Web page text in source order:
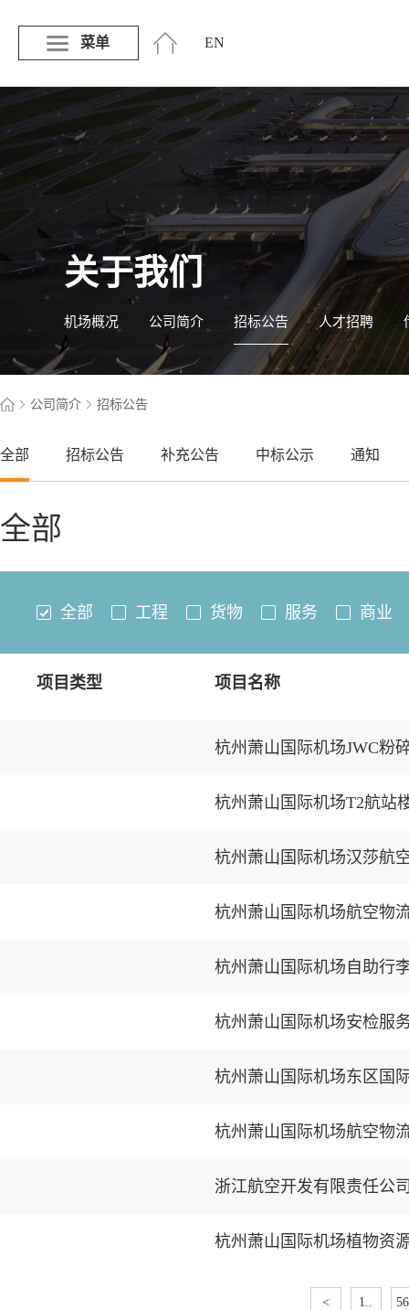
菜单 EN
关于我们
机场概况 公司简介 招标公告 人才招聘
公司简介 招标公告
全部 招标公告 补充公告 中标公示 通知
全部
全部 工程 货物 服务 商业
项目类型 项目名称
杭州萧山国际机场JWC粉
杭州萧山国际机场T2航站
杭州萧山国际机场汉莎航
杭州萧山国际机场自助行
杭州萧山国际机场安检服
杭州萧山国际机场东区国
杭州萧山国际机场航空物
浙江航空开发有限责任公
杭州萧山国际机场植物资
< 1..